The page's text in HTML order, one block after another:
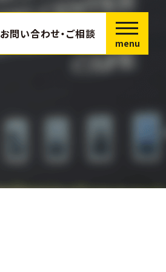
お問い合わせ・ご相談